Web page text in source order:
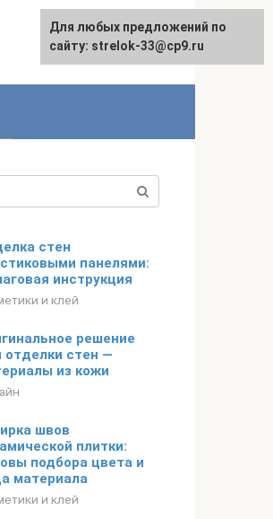
стен
панелями:
инструкция
и клей
решение
отделки стен —
из кожи
швов
плитки:
подбора цвета и
материала
и клей
Для любых предложений по
сайту: strelok-33@cp9.ru
Для любых предложений по
сайту: strelok-33@cp9.ru